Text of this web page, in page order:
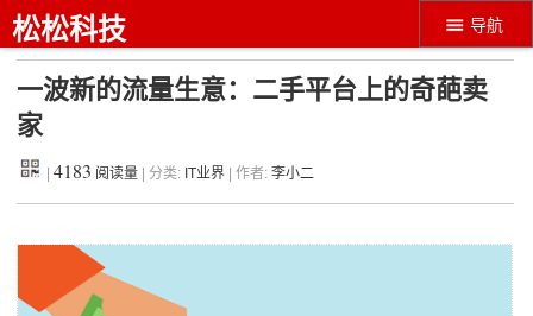
导航
松松科技
一波新的流量生意：二手平台上的奇葩卖
家
|4183 阅读量 | 分类: IT业界 | 作者:李小二